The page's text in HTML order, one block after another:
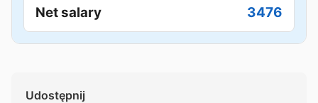
Net salary 3476
Udostępnij